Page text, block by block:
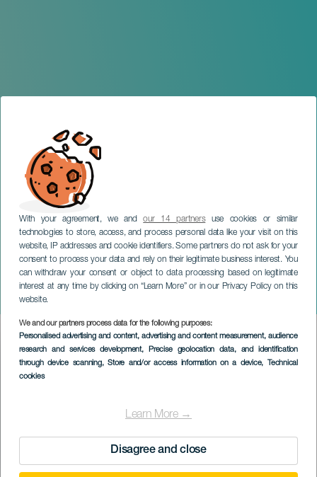
With your agreement, we andour 14 partnersuse cookies or similar
technologies to store, access, and process personal data like your visit on this
website, IP addresses and cookie identifiers. Some partners do not ask for your
consent to process your data and rely on their legitimate business interest. You
can withdraw your consent or object to data processing based on legitimate
interest at any time by clicking on “Learn More” or in our Privacy Policy on this
website.
We and our partners process data for the following purposes:
Personalised advertising and content, advertising and content measurement, audience
research and services development, Precise geolocation data, and identification
through device scanning, Store and/or access information on a device, Technical
cookies
Learn More →
Disagree and close
Feria Gastro Rock
LA PALMA
Imagen
Listado